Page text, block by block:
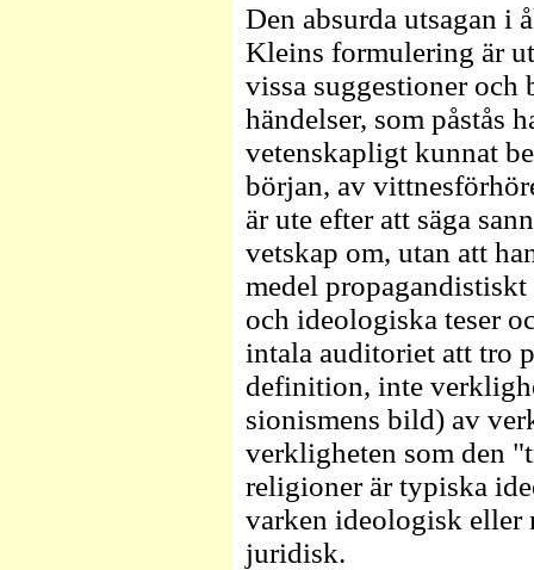
Den absurda utsagan i
Kleins formulering är
vissa suggestioner och
händelser, som påstås
vetenskapligt kunnat
början, av
är ute efter att säga
vetskap om, utan att
medel
och ideologiska teser
intala auditoriet att tro
definition, inte
sionismens bild) av
verkligheten som den
religioner är typiska
varken ideologisk eller
juridisk.